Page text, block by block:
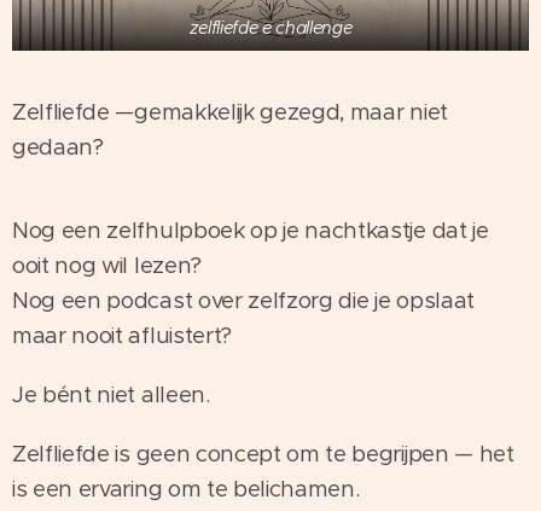
zelfliefde e challenge
Zelfliefde —gemakkelijk gezegd, maar niet
gedaan?
Nog een zelfhulpboek op je nachtkastje dat je
ooit nog wil lezen?
Nog een podcast over zelfzorg die je opslaat
maar nooit afluistert?
Je bént niet alleen.
Zelfliefde is geen concept om te begrijpen — het
is een ervaring om te belichamen.